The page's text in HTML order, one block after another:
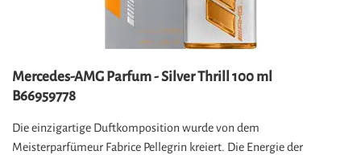
Mercedes-AMG Parfum - Silver Thrill 100 ml
B66959778
Die einzigartige Duftkomposition wurde von dem
Meisterparfümeur Fabrice Pellegrin kreiert. Die Energie der